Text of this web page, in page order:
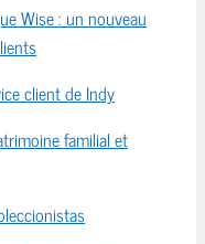
Wise : un nouveau
client de Indy
familial et